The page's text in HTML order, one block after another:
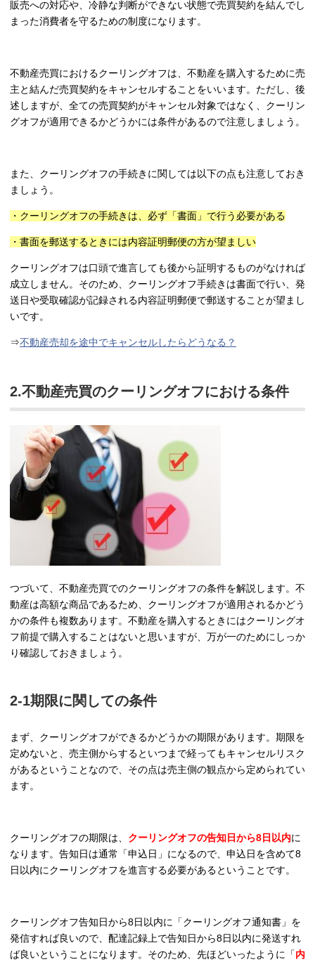
販売への対応や、冷静な判断ができない状態で売買契約を結んでし
まった消費者を守るための制度になります。
不動産売買におけるクーリングオフは、不動産を購入するために売
主と結んだ売買契約をキャンセルすることをいいます。ただし、後
述しますが、全ての売買契約がキャンセル対象ではなく、クーリン
グオフが適用できるかどうかには条件があるので注意しましょう。
また、クーリングオフの手続きに関しては以下の点も注意しておき
ましょう。
・クーリングオフの手続きは、必ず「書面」で行う必要がある
・書面を郵送するときには内容証明郵便の方が望ましい
クーリングオフは口頭で進言しても後から証明するものがなければ
成立しません。そのため、クーリングオフ手続きは書面で行い、発
送日や受取確認が記録される内容証明郵便で郵送することが望まし
いです。
⇒不動産売却を途中でキャンセルしたらどうなる？
2.不動産売買のクーリングオフにおける条件
つづいて、不動産売買でのクーリングオフの条件を解説します。不
動産は高額な商品であるため、クーリングオフが適用されるかどう
かの条件も複数あります。不動産を購入するときにはクーリングオ
フ前提で購入することはないと思いますが、万が一のためにしっか
り確認しておきましょう。
2-1期限に関しての条件
まず、クーリングオフができるかどうかの期限があります。期限を
定めないと、売主側からするといつまで経ってもキャンセルリスク
があるということなので、その点は売主側の観点から定められてい
ます。
クーリングオフの期限は、 クーリングオフの告知日から8日以内に
なります。告知日は通常「申込日」になるので、申込日を含めて8
日以内にクーリングオフを進言する必要があるということです。
クーリングオフ告知日から8日以内に「クーリングオフ通知書」を
発信すれば良いので、配達記録上で告知日から8日以内に発送すれ
ば良いということになります。そのため、先ほどいったように「内